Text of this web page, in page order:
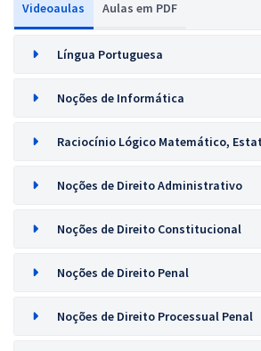
Videoaulas Aulas em PDF
Língua Portuguesa
Noções de Informática
Raciocínio Lógico Matemático,
Noções de Direito Administrativo
Noções de Direito Constitucional
Noções de Direito Penal
Noções de Direito Processual Penal